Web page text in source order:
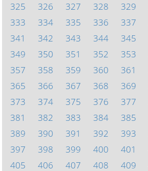
325
326 327 328 329
333
334 335 336 337
341
342 343 344 345
349
350 351 352 353
357
358 359 360 361
365
366 367 368 369
373
374 375 376 377
381
382 383 384 385
389
390 391 392 393
397
398 399 400 401
405
406 407 408 409